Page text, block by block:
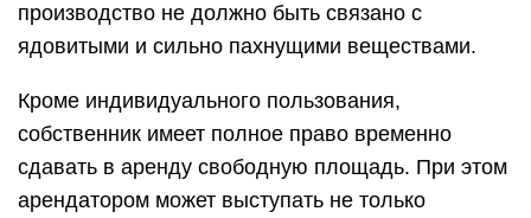
производство не должно быть связано с
ядовитыми и сильно пахнущими веществами.
Кроме индивидуального пользования,
собственник имеет полное право временно
сдавать в аренду свободную площадь. При этом
арендатором может выступать не только